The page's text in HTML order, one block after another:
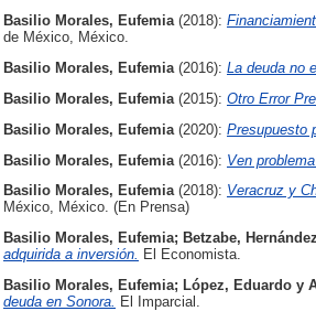
Basilio Morales, Eufemia (2018):
de México, México.
Basilio Morales, Eufemia (2016): La deuda no
Basilio Morales, Eufemia (2015): Otro Error
Basilio Morales, Eufemia (2020): Presupuesto
Basilio Morales, Eufemia (2016): Ven
Basilio Morales, Eufemia (2018): Veracruz y
México, México. (En Prensa)
Basilio Morales, Eufemia; Betzabe, Hernández
adquirida a inversión. El Economista.
Basilio Morales, Eufemia; López, Eduardo y
deuda en Sonora.
El Imparcial.